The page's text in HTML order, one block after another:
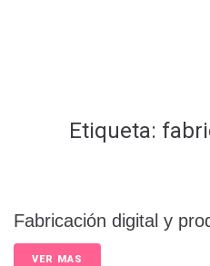
Etiqueta:
Fabricación digital y
VER MAS